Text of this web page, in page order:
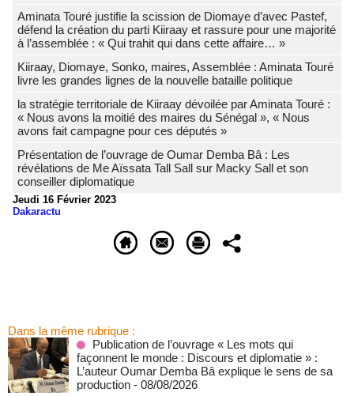
Aminata Touré justifie la scission de Diomaye d’avec Pastef,
défend la création du parti Kiiraay et rassure pour une majorité
à l’assemblée : « Qui trahit qui dans cette affaire… »
Kiiraay, Diomaye, Sonko, maires, Assemblée : Aminata Touré
livre les grandes lignes de la nouvelle bataille politique
la stratégie territoriale de Kiiraay dévoilée par Aminata Touré :
« Nous avons la moitié des maires du Sénégal », « Nous
avons fait campagne pour ces députés »
Présentation de l’ouvrage de Oumar Demba Bâ : Les
révélations de Me Aïssata Tall Sall sur Macky Sall et son
conseiller diplomatique
Jeudi 16 Février 2023
Dakaractu
Dans la même rubrique :
Publication de l’ouvrage « Les mots qui
façonnent le monde : Discours et diplomatie » :
L’auteur Oumar Demba Bâ explique le sens de sa
production - 08/08/2026